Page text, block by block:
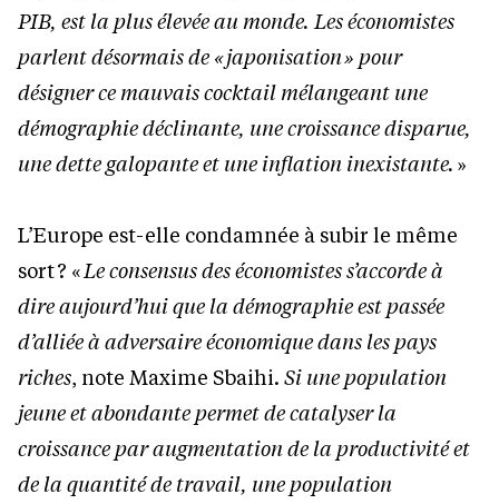
PIB, est la plus élevée au monde. Les économistes
parlent désormais de « japonisation » pour
désigner ce mauvais cocktail mélangeant une
démographie déclinante, une croissance disparue,
une dette galopante et une inflation inexistante. »
L’Europe est-elle condamnée à subir le même
sort ? «Le consensus des économistes s’accorde à
dire aujourd’hui que la démographie est passée
d’alliée à adversaire économique dans les pays
riches, note Maxime Sbaihi. Si une population
jeune et abondante permet de catalyser la
croissance par augmentation de la productivité et
de la quantité de travail, une population